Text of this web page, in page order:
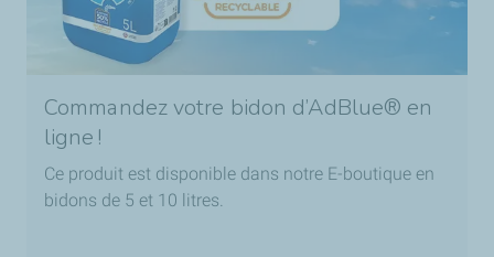
Commandez votre bidon d’AdBlue® en
ligne !
Ce produit est disponible dans notre E-boutique en
bidons de 5 et 10 litres.